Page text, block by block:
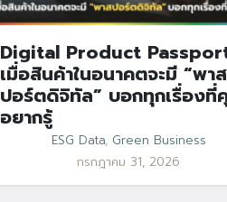
Digital Product
เมื่อสินค้าในอนาคตจะมี “พาส
ปอร์ตดิจิทัล” บอกทุกเรื่อง
อยากรู้
ESG Data, Green Business
กรกฎาคม 31, 2026